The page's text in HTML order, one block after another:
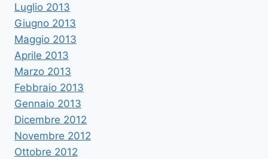
Luglio 2013
Giugno 2013
Maggio 2013
Aprile 2013
Marzo 2013
Febbraio 2013
Gennaio 2013
Dicembre 2012
Novembre 2012
Ottobre 2012